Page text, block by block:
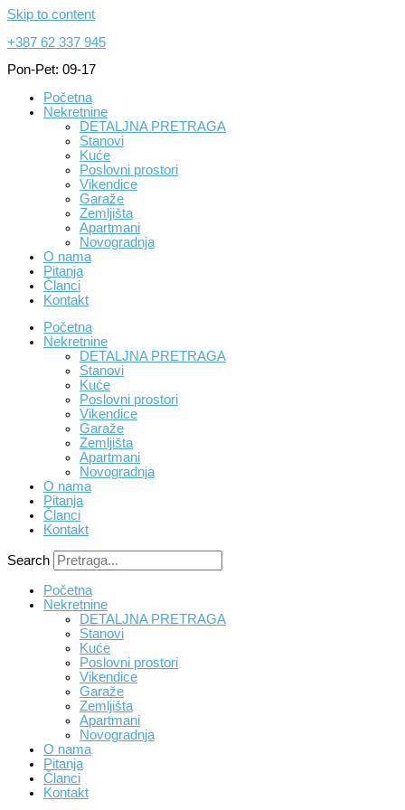
Skip to content
+387 62 337 945
Pon-Pet: 09-17
Početna
Nekretnine
DETALJNA PRETRAGA
Stanovi
Kuće
Poslovni prostori
Vikendice
Garaže
Zemljišta
Apartmani
Novogradnja
O nama
Članci
Kontakt
Početna
Nekretnine
DETALJNA PRETRAGA
Stanovi
Kuće
Poslovni prostori
Vikendice
Garaže
Zemljišta
Apartmani
Novogradnja
O nama
Pitanja
Članci
Kontakt
Početna
Nekretnine
DETALJNA PRETRAGA
Stanovi
Kuće
Poslovni prostori
Vikendice
Garaže